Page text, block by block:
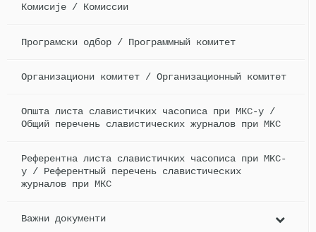
Комисије / Комиссии
Програмски одбор / Программный комитет
Организациони комитет / Организационный комитет
Општа листа славистичких часописа при МКС-у /
Общий перечень славистических журналов при МКС
Референтна листа славистичких часописа при МКС-
у / Референтный перечень славистических
журналов при МКС
Важни документи